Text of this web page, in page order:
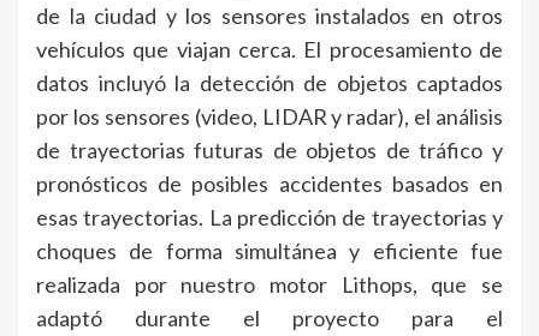
de la ciudad y los sensores instalados en otros
vehículos que viajan cerca. El procesamiento de
datos incluyó la detección de objetos captados
por los sensores (video, LIDAR y radar), el análisis
de trayectorias futuras de objetos de tráfico y
pronósticos de posibles accidentes basados en
esas trayectorias. La predicción de trayectorias y
choques de forma simultánea y eficiente fue
realizada por nuestro motor Lithops, que se
adaptó durante el proyecto para el